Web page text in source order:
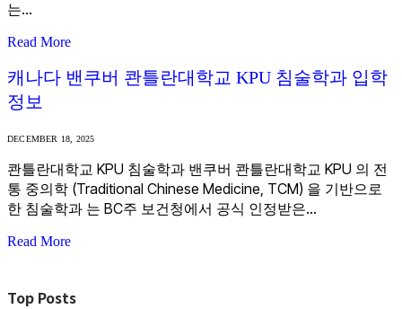
는…
Read More
캐나다 밴쿠버 콴틀란대학교 KPU 침술학과 입학
정보
DECEMBER 18, 2025
콴틀란대학교 KPU 침술학과 밴쿠버 콴틀란대학교 KPU 의 전
통 중의학 (Traditional Chinese Medicine, TCM) 을 기반으로
한 침술학과 는 BC주 보건청에서 공식 인정받은…
Read More
Top Posts